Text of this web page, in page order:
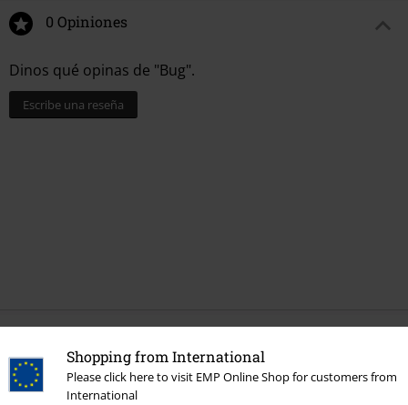
Shopping from International
Please click here to visit EMP Online Shop for customers from
International
0 Opiniones
Dinos qué opinas de "Bug".
Escribe una reseña
Más categorías. Más opciones
Nuevo Ropa Camisetas & Tops Camisetas